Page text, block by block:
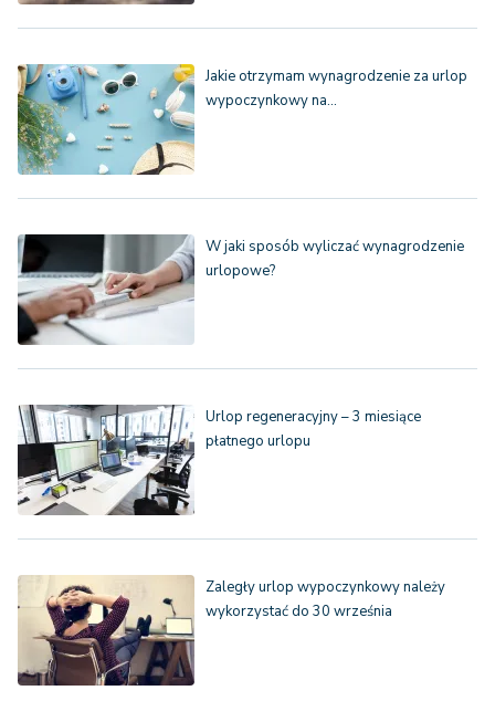
Jakie otrzymam wynagrodzenie za urlop
wypoczynkowy na…
W jaki sposób wyliczać wynagrodzenie
urlopowe?
Urlop regeneracyjny – 3 miesiące
płatnego urlopu
Zaległy urlop wypoczynkowy należy
wykorzystać do 30 września